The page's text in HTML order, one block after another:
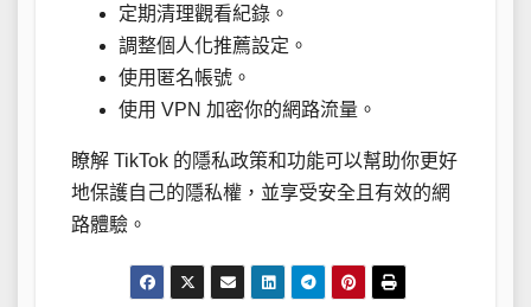
定期清理觀看紀錄。
調整個人化推薦設定。
使用匿名帳號。
使用 VPN 加密你的網路流量。
瞭解 TikTok 的隱私政策和功能可以幫助你更好
地保護自己的隱私權，並享受安全且有效的網
路體驗。